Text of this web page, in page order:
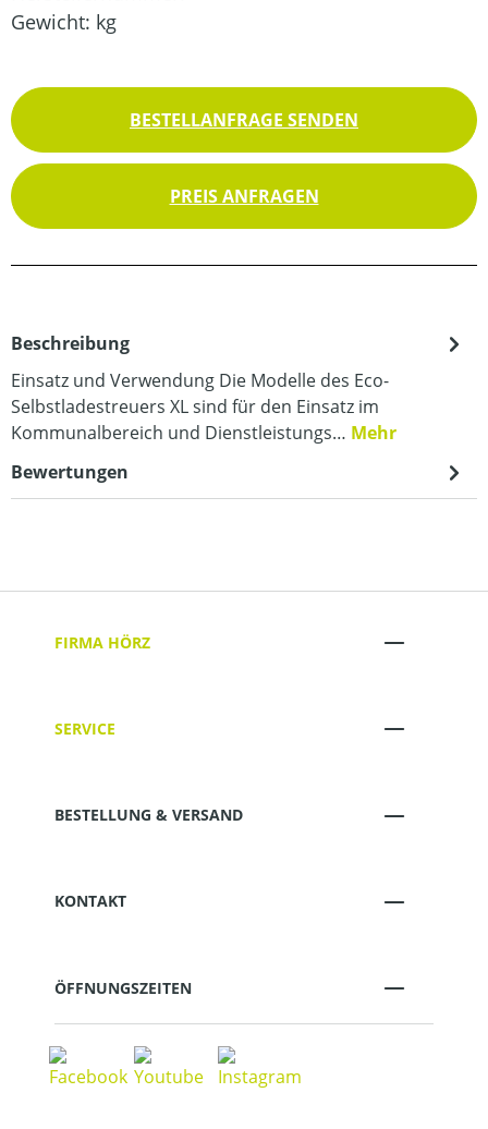
Gewicht: kg
BESTELLANFRAGE SENDEN
PREIS ANFRAGEN
Beschreibung
Einsatz und Verwendung Die Modelle des Eco-
Selbstladestreuers XL sind für den Einsatz im
Kommunalbereich und Dienstleistungs… Mehr
Bewertungen
FIRMA HÖRZ
SERVICE
BESTELLUNG & VERSAND
KONTAKT
ÖFFNUNGSZEITEN